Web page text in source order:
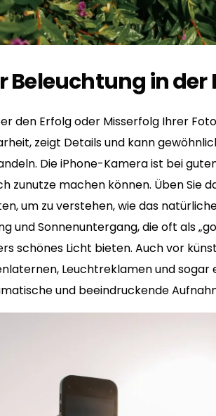
Beleuchtung in
den Erfolg oder Misserfolg Ihrer
zeigt Details und kann
Die iPhone-Kamera ist bei
zunutze machen können. Üben Sie
um zu verstehen, wie das
und Sonnenuntergang, die oft als
schönes Licht bieten. Auch vor
Leuchtreklamen und
und beeindruckende